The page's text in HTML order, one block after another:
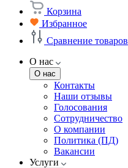
Корзина
Избранное
Сравнение товаров
О нас
О нас
Контакты
Наши отзывы
Голосования
Сотрудничество
О компании
Политика (ПД)
Вакансии
Услуги